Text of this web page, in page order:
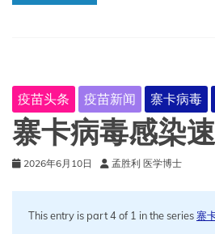
疫苗头条 疫苗新闻 寨卡病毒
寨卡病毒感染
2026年6月10日 孟胜利 医学博士
This entry is part 4 of 1 in the series寨